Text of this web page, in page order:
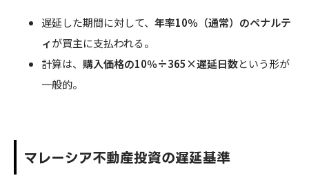
遅延した期間に対して、 年率10％（通常）のペナルテ
ィが買主に支払われる。
計算は、 購入価格の10％÷365×遅延日数という形が
一般的。
マレーシア不動産投資の遅延基準